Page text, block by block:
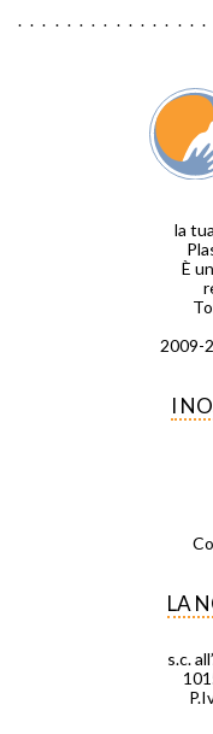
la
È
2009-
I
LA
s.c.